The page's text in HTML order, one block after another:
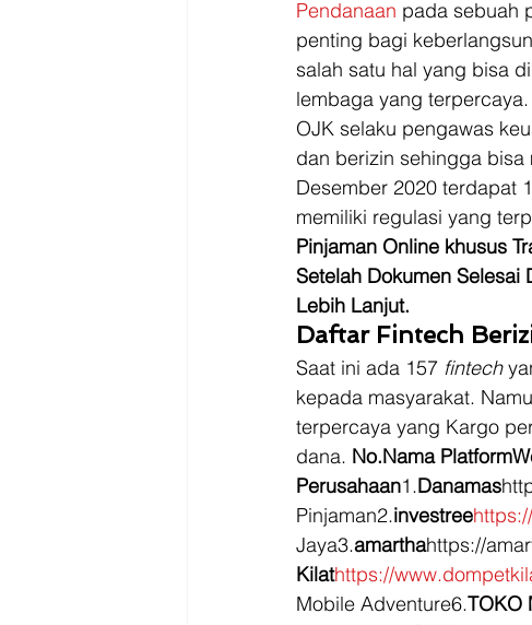
Pendanaan pada sebuah
penting bagi
salah satu hal yang bisa
lembaga yang terpercaya.
OJK selaku pengawas
dan berizin sehingga bisa
Desember 2020 terdapat
memiliki regulasi yang
Pinjaman Online khusus
Setelah Dokumen Selesai
Lebih Lanjut.
Daftar Fintech
Saat ini ada 157 fintech
kepada masyarakat.
terpercaya yang Kargo
dana. No.Nama
Perusahaan1.Danamas
Pinjaman2.investree
Jaya3.amarthahttps://
Kilathttps://
Mobile Adventure6.TOKO